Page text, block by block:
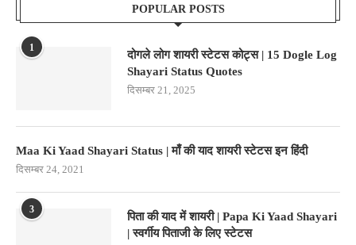
POPULAR POSTS
1
दोगले लोग शायरी स्टेटस कोट्स | 15 Dogle Log
Shayari Status Quotes
दिसम्बर 21, 2025
Maa Ki Yaad Shayari Status | माँ की याद शायरी स्टेटस इन हिंदी
दिसम्बर 24, 2021
3
पिता की याद में शायरी | Papa Ki Yaad Shayari
| स्वर्गीय पिताजी के लिए स्टेटस